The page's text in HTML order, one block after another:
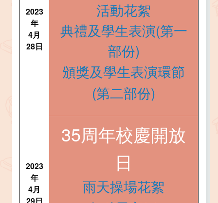
2023
年
4月
28日
活動花絮
典禮及學生表演(第一
部份)
頒獎及學生表演環節
(第二部份)
2023
年
4月
35周年校慶開放
日
雨天操場花絮